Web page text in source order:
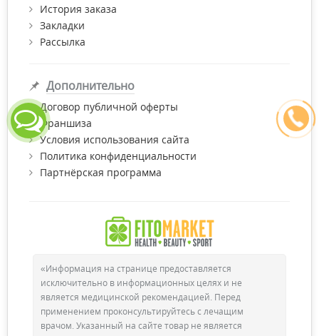
История заказа
Закладки
Рассылка
Дополнительно
Договор публичной оферты
Франшиза
Условия использования сайта
Политика конфиденциальности
Партнёрская программа
«Информация на странице предоставляется
исключительно в информационных целях и не
является медицинской рекомендацией. Перед
применением проконсультируйтесь с лечащим
врачом. Указанный на сайте товар не является